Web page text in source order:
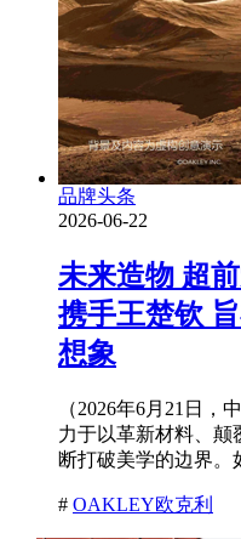
品牌头条
2026-06-22
未来造物 超
携手王楚钦
想象
（2026年6月21日
力于以革新材料、颠
断打破美学的边界。
# OAKLEY欧克利